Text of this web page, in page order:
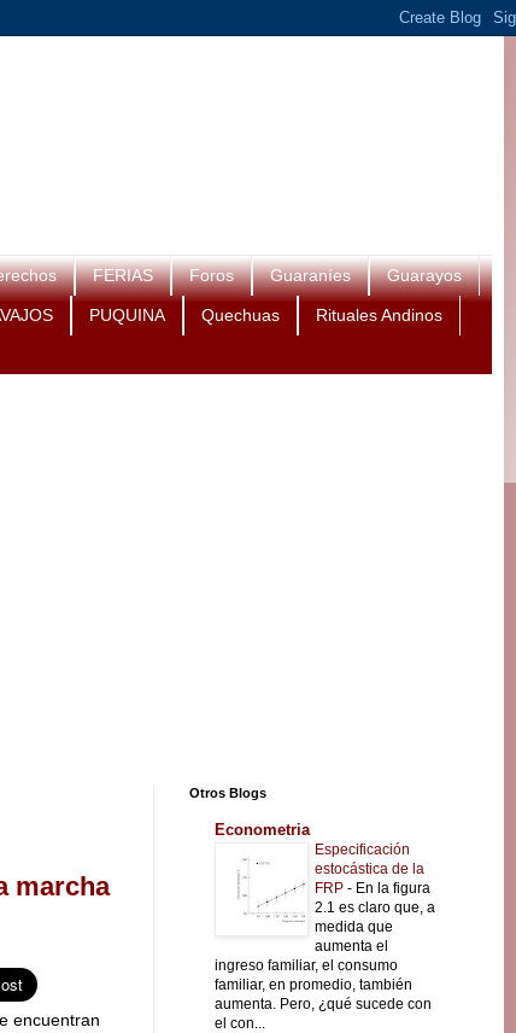
FERIAS Foros Guaraníes Guarayos
PUQUINA Quechuas Rituales Andinos
marcha
encuentran
Otros Blogs
Econometria
Especificación
estocástica de la
FRP - En la figura
2.1 es claro que, a
medida que
aumenta el
ingreso familiar, el consumo
familiar, en promedio, también
aumenta. Pero, ¿qué sucede con
el con...